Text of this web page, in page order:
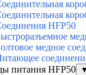
HFP50
медное
питания HFP50
▼